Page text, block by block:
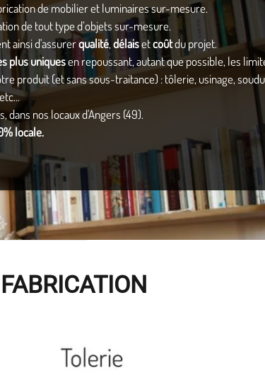
de mobilier et luminaires sur-mesure.
de tout type d’objets sur-mesure.
ainsi d'assurerqualité,délaisetcoûtdu projet.
plus uniquesen repoussant, autant que possible, les
produit (et sans sous-traitance) : tôlerie, usinage,
dans nos locaux d'Angers (49).
locale.